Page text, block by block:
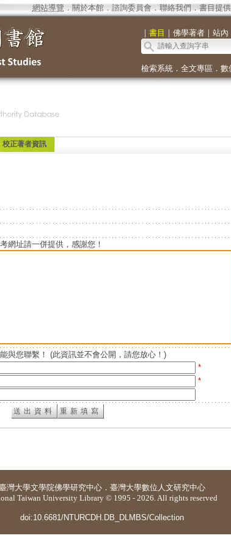
網站導覽 ． 關於本館． 諮詢委員會． 聯絡我們 ． 書目提供
｜ 書目 ｜ 佛學著者｜ 站內
檢索系統． 全文專區 ． 數
校正著者資訊
網址請一併提供，感謝您！
與您聯繫！ (此資訊並不會公開，請您放心！)
*
*
灣大學文學院佛學研究中心 ． 臺灣大學數位人文研究中心
Taiwan University Library © 1995 - 2026. All rights reserved
doi:10.6681/NTURCDH.DB_DLMBS/Collection